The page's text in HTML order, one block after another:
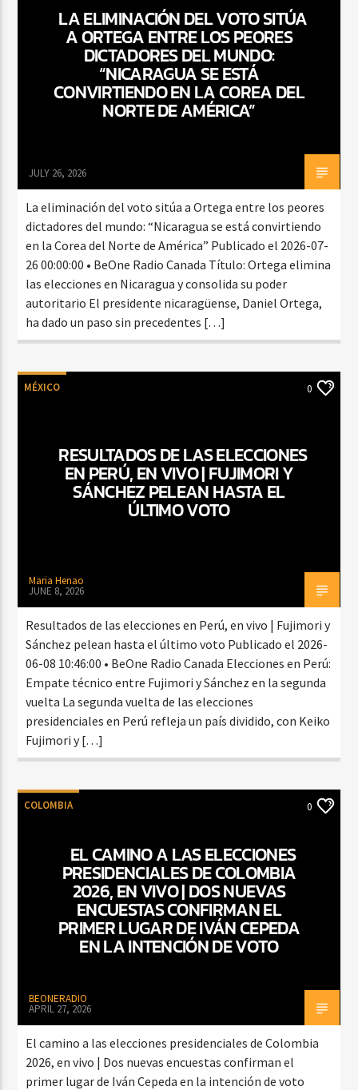
CURRENT SHOW
DJ MIX
12:00 AM 2:00 AM
Beone Radio
LA ELIMINACIÓN DEL VOTO SITÚA
A ORTEGA ENTRE LOS PEORES
DICTADORES DEL MUNDO:
“NICARAGUA SE ESTÁ
CONVIRTIENDO EN LA COREA DEL
NORTE DE AMÉRICA”
JULY 26, 2026
La eliminación del voto sitúa a Ortega entre los peores
dictadores del mundo: “Nicaragua se está convirtiendo
en la Corea del Norte de América” Publicado el 2026-07-
26 00:00:00 • BeOne Radio Canada Título: Ortega elimina
las elecciones en Nicaragua y consolida su poder
autoritario El presidente nicaragüense, Daniel Ortega,
ha dado un paso sin precedentes […]
MÉXICO 0
RESULTADOS DE LAS ELECCIONES
EN PERÚ, EN VIVO | FUJIMORI Y
SÁNCHEZ PELEAN HASTA EL
ÚLTIMO VOTO
Maria Henao
JUNE 8, 2026
Resultados de las elecciones en Perú, en vivo | Fujimori y
Sánchez pelean hasta el último voto Publicado el 2026-
06-08 10:46:00 • BeOne Radio Canada Elecciones en Perú:
Empate técnico entre Fujimori y Sánchez en la segunda
vuelta La segunda vuelta de las elecciones
presidenciales en Perú refleja un país dividido, con Keiko
Fujimori y […]
COLOMBIA 0
EL CAMINO A LAS ELECCIONES
PRESIDENCIALES DE COLOMBIA
2026, EN VIVO | DOS NUEVAS
ENCUESTAS CONFIRMAN EL
PRIMER LUGAR DE IVÁN CEPEDA
EN LA INTENCIÓN DE VOTO
BEONERADIO
APRIL 27, 2026
El camino a las elecciones presidenciales de Colombia
2026, en vivo | Dos nuevas encuestas confirman el
primer lugar de Iván Cepeda en la intención de voto